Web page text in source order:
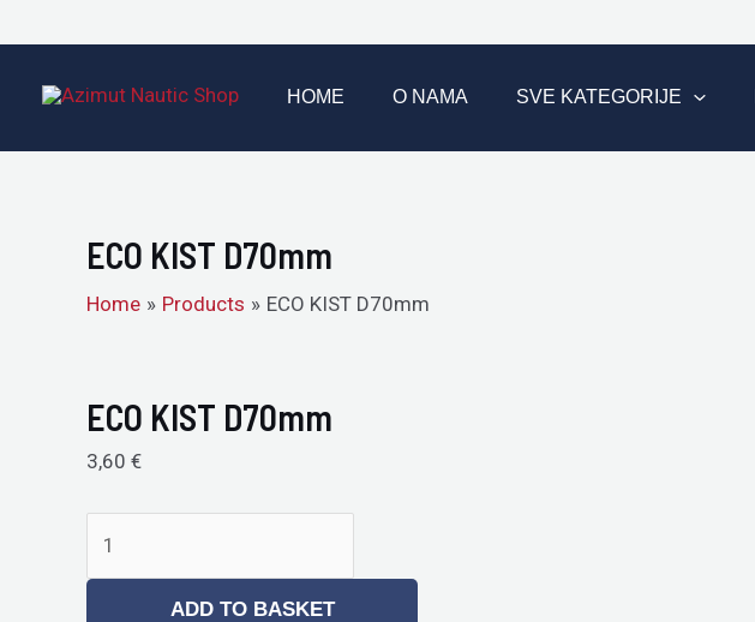
to
content
HOME O NAMA SVE KATEGORIJE
ECO KIST D70mm
Home Products ECO KIST D70mm
ECO KIST D70mm
3,60 €
KIST
quantity
ADD TO BASKET